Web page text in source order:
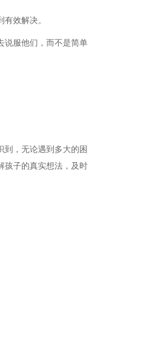
效解决。
说服他们，而不是简单
到，无论遇到多大的困
孩子的真实想法，及时